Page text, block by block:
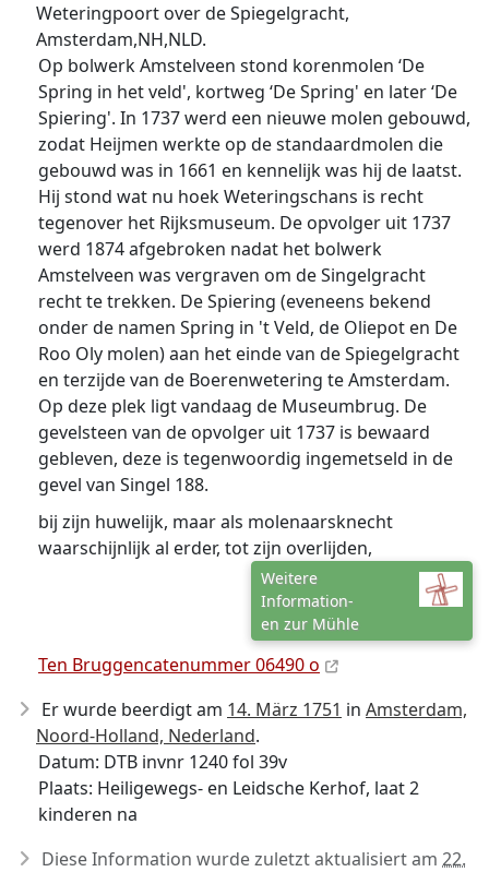
Weteringpoort over de Spiegelgracht,
Amsterdam,NH,NLD.
Op bolwerk Amstelveen stond korenmolen ‘De
Spring in het veld', kortweg ‘De Spring' en later ‘De
Spiering'. In 1737 werd een nieuwe molen gebouwd,
zodat Heijmen werkte op de standaardmolen die
gebouwd was in 1661 en kennelijk was hij de laatst.
Hij stond wat nu hoek Weteringschans is recht
tegenover het Rijksmuseum. De opvolger uit 1737
werd 1874 afgebroken nadat het bolwerk
Amstelveen was vergraven om de Singelgracht
recht te trekken. De Spiering (eveneens bekend
onder de namen Spring in 't Veld, de Oliepot en De
Roo Oly molen) aan het einde van de Spiegelgracht
en terzijde van de Boerenwetering te Amsterdam.
Op deze plek ligt vandaag de Museumbrug. De
gevelsteen van de opvolger uit 1737 is bewaard
gebleven, deze is tegenwoordig ingemetseld in de
gevel van Singel 188.
bij zijn huwelijk, maar als molenaarsknecht
waarschijnlijk al erder, tot zijn overlijden,
Weitere
Information-
en zur Mühle
Ten Bruggencatenummer 06490 o
Er wurde beerdigt am 14. März 1751 in Amsterdam,
Noord-Holland, Nederland.
Datum: DTB invnr 1240 fol 39v
Plaats: Heiligewegs- en Leidsche Kerhof, laat 2
kinderen na
Diese Information wurde zuletzt aktualisiert am 22.